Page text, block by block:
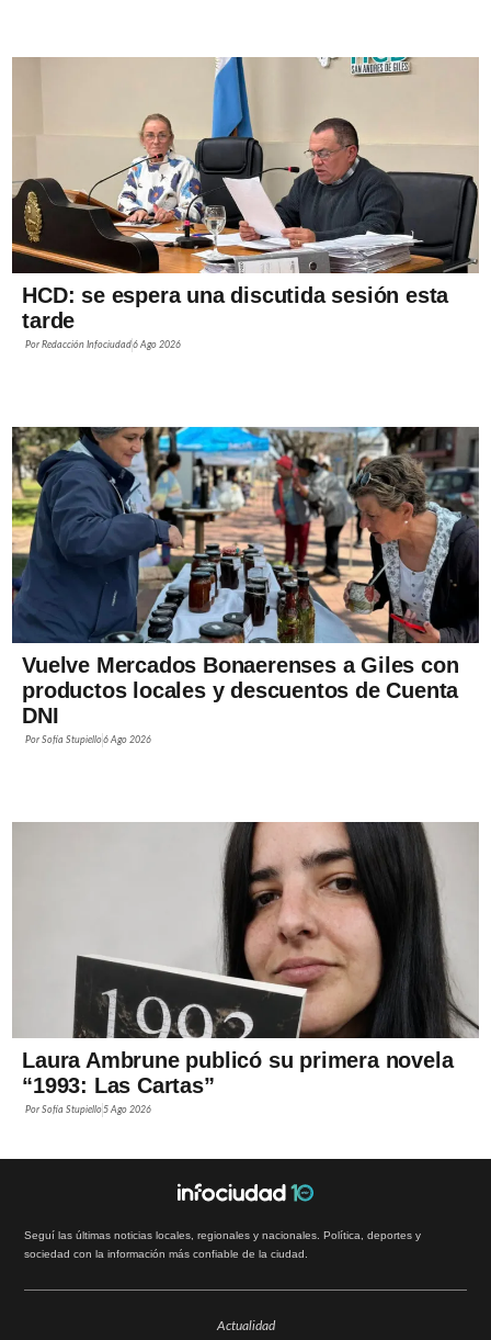
HCD: se espera una discutida sesión esta
tarde
PorRedacción Infociudad6 Ago 2026
Vuelve Mercados Bonaerenses a Giles con
productos locales y descuentos de Cuenta
DNI
PorSofía Stupiello6 Ago 2026
Laura Ambrune publicó su primera novela
“1993: Las Cartas”
PorSofía Stupiello5 Ago 2026
Seguí las últimas noticias locales, regionales y nacionales. Política, deportes y
sociedad con la información más confiable de la ciudad.
Actualidad